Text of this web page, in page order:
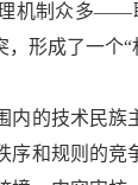
制众多——联
形成了一个
技术民族
序和规则的